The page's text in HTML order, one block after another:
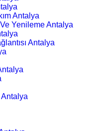
Antalya
Yenileme Antalya
Antalya
Antalya